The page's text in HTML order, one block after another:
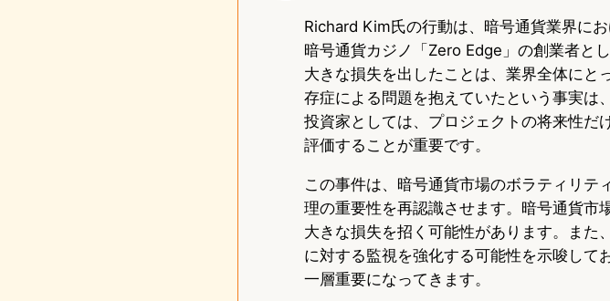
Richard Kim氏の行動は、暗号通貨業界に
暗号通貨カジノ「Zero Edge」の創業者と
大きな損失を出したことは、業界全体にと
存症による問題を抱えていたという事実は
投資家としては、プロジェクトの将来性だ
評価することが重要です。
この事件は、暗号通貨市場のボラティリテ
理の重要性を再認識させます。暗号通貨市
大きな損失を招く可能性があります。また
に対する監視を強化する可能性を示唆して
一層重要になってきます。